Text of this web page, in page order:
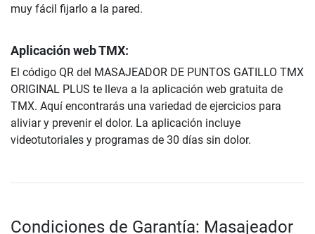
muy fácil fijarlo a la pared.
Aplicación web TMX:
El código QR del MASAJEADOR DE PUNTOS GATILLO TMX
ORIGINAL PLUS te lleva a la aplicación web gratuita de
TMX. Aquí encontrarás una variedad de ejercicios para
aliviar y prevenir el dolor. La aplicación incluye
videotutoriales y programas de 30 días sin dolor.
Condiciones de Garantía: Masajeador